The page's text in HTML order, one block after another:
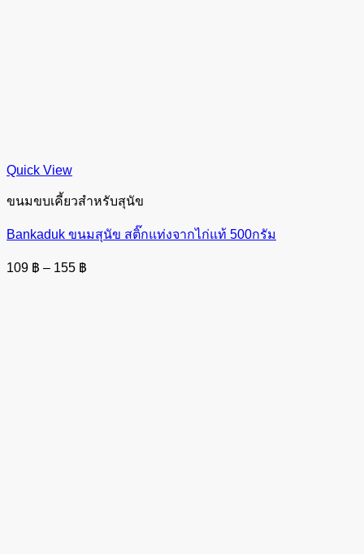
Quick View
ขนมขบเคี้ยวสำหรับสุนัข
Bankaduk ขนมสุนัข สติ๊กแท่งจากไก่แท้ 500กรัม
109 ฿ – 155 ฿